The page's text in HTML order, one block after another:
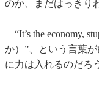
のか、まだはっきり
“It’s the economy,
か）”、という言葉
に力は入れるのだろ